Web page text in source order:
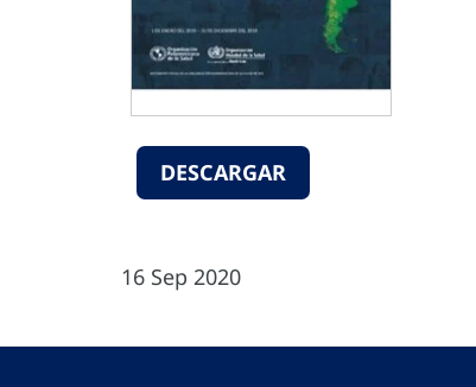
DESCARGAR
16 Sep 2020